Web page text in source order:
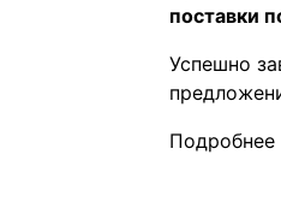
поставки
Успешно
Подробнее